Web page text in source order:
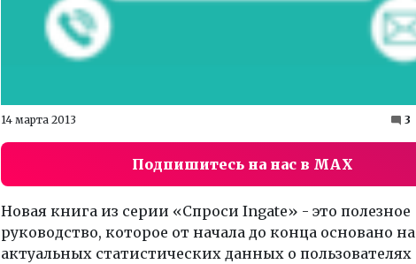
14 марта 2013 3
Подпишитесь на нас в MAX
Новая книга из серии «Спроси Ingate» - это полезное
руководство, которое от начала до конца основано на
актуальных статистических данных о пользователях